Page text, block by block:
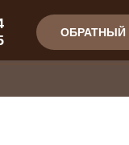
ОБРАТНЫЙ